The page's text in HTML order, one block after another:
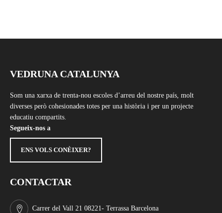
VEDRUNA CATALUNYA
Som una xarxa de trenta-nou escoles d’arreu del nostre país, molt
diverses però cohesionades totes per una història i per un projecte
educatiu compartits.
Segueix-nos a
ENS VOLS CONÈIXER?
CONTACTAR
Carrer del Vall 21 08221- Terrassa Barcelona